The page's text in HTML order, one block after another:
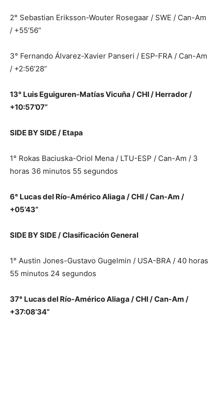
2° Sebastian Eriksson-Wouter Rosegaar / SWE / Can-Am
/ +55’56”
3° Fernando Álvarez-Xavier Panseri / ESP-FRA / Can-Am
/ +2:56’28”
13° Luis Eguiguren-Matías Vicuña / CHI / Herrador /
+10:57’07”
SIDE BY SIDE / Etapa
1° Rokas Baciuska-Oriol Mena / LTU-ESP / Can-Am / 3
horas 36 minutos 55 segundos
6° Lucas del Río-Américo Aliaga / CHI / Can-Am /
+05’43”
SIDE BY SIDE / Clasificación General
1° Austin Jones-Gustavo Gugelmin / USA-BRA / 40 horas
55 minutos 24 segundos
37° Lucas del Río-Américo Aliaga / CHI / Can-Am /
+37:08’34”